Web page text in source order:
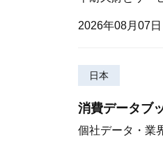
2026年08月07日
日本
消費データブ
個社データ・業